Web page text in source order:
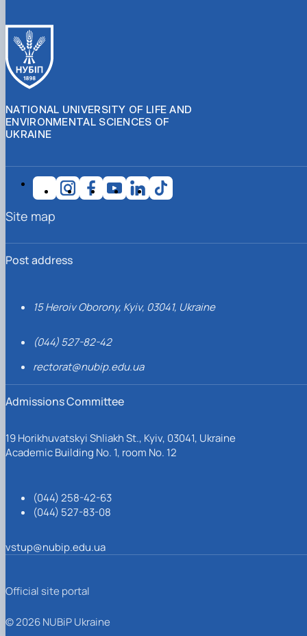
NATIONAL UNIVERSITY OF LIFE AND
ENVIRONMENTAL SCIENCES OF
UKRAINE
Post address
15 Heroiv Oborony, Kyiv, 03041, Ukraine
(044) 527-82-42
rectorat@nubip.edu.ua
Admissions Committee
19 Horikhuvatskyi Shliakh St., Kyiv, 03041, Ukraine
Academic Building No. 1, room No. 12
(044) 258-42-63
(044) 527-83-08
vstup@nubip.edu.ua
Site map
Official site portal
© 2026 NUBiP Ukraine